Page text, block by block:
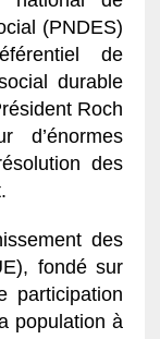
(PNDES)
de
durable
Roch
d’énormes
des
des
fondé sur
participation
population à